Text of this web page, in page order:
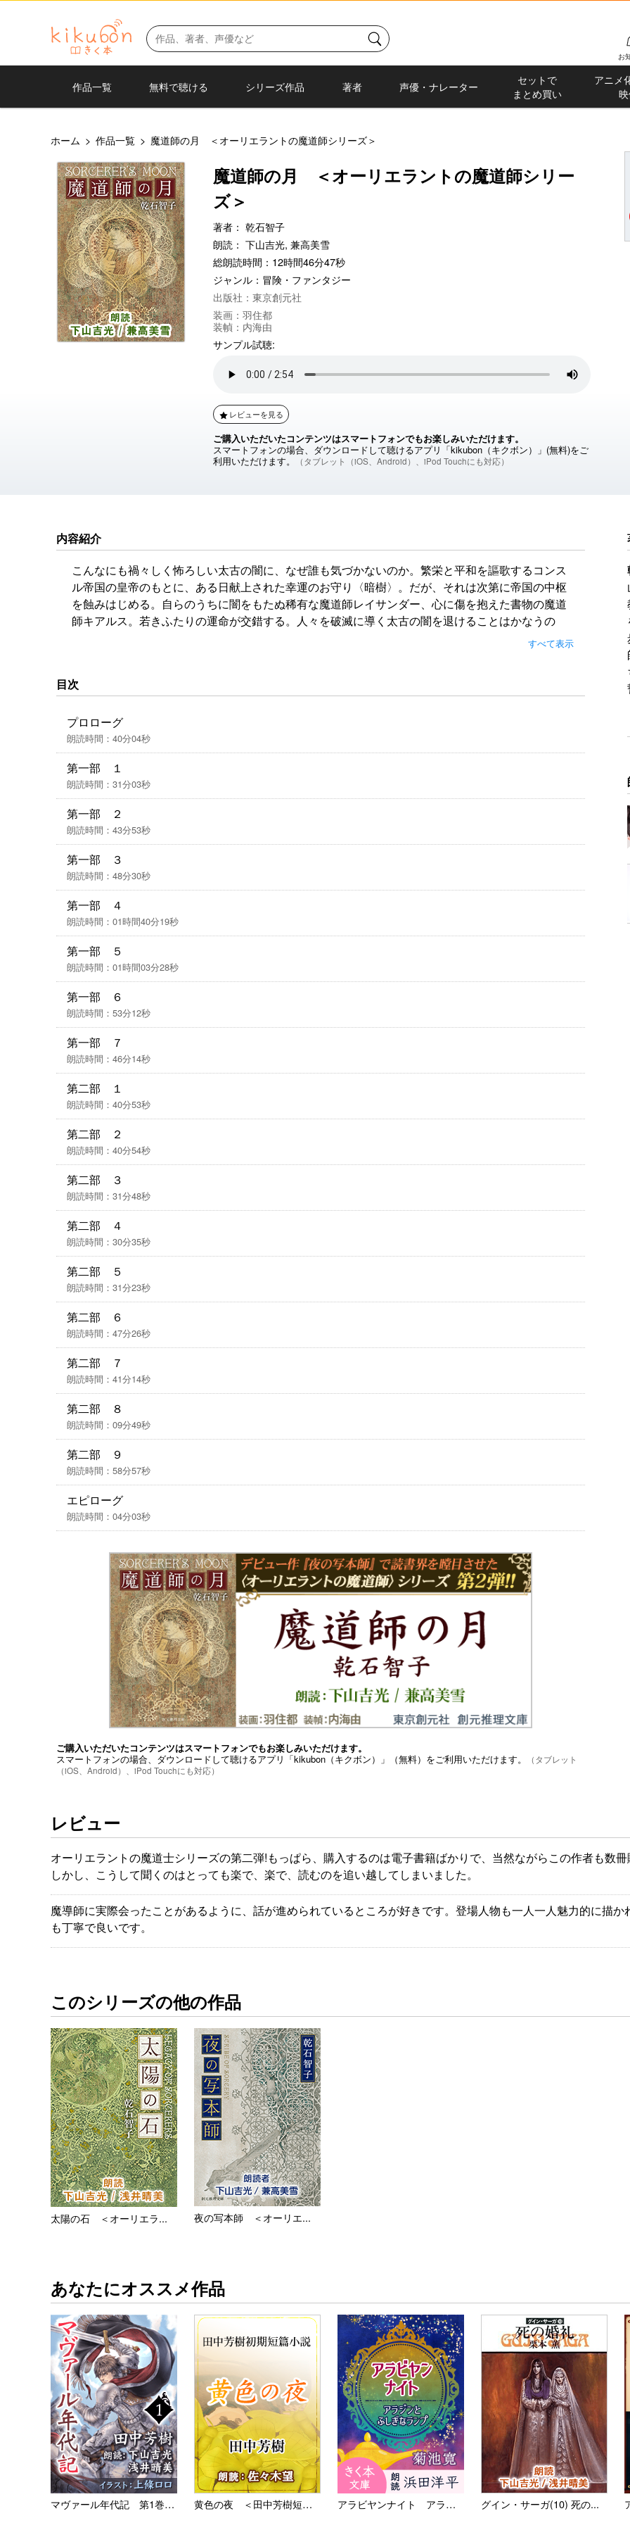
お
作品一覧 無料で聴ける シリーズ作品 著者 声優・ナレーター
セットで
まとめ買い
アニメ
ホーム > 作品一覧 > 魔道師の月 ＜オーリエラントの魔道師シリーズ＞
魔道師の月 ＜オーリエラントの魔道師シリー
ズ＞
著者： 乾石智子
朗読： 下山吉光, 兼高美雪
総朗読時間：12時間46分47秒
ジャンル： 冒険・ファンタジー
出版社：東京創元社
装画：羽住都
装幀：内海由
サンプル試聴:
レビューを見る
ご購入いただいたコンテンツはスマートフォンでもお楽しみいただけます。
スマートフォンの場合、ダウンロードして聴けるアプリ「kikubon（キクボン）」(無料)をご
利用いただけます。
（タブレット（iOS、Android）、iPod Touchにも対応）
内容紹介
こんなにも禍々しく怖ろしい太古の闇に、なぜ誰も気づかないのか。繁栄と平和を謳歌するコンス
ル帝国の皇帝のもとに、ある日献上された幸運のお守り〈暗樹〉。だが、それは次第に帝国の中枢
を蝕みはじめる。自らのうちに闇をもたぬ稀有な魔道師レイサンダー、心に傷を抱えた書物の魔道
師キアルス。若きふたりの運命が交錯する。人々を破滅に導く太古の闇を退けることはかなうの
(P) 乾石智子・東京創元社・RRJ Inc.
すべて表示
目次
プロローグ
朗読時間：40分04秒
第一部 １
朗読時間：31分03秒
第一部 ２
朗読時間：43分53秒
第一部 ３
朗読時間：48分30秒
第一部 ４
朗読時間：01時間40分19秒
第一部 ５
朗読時間：01時間03分28秒
第一部 ６
朗読時間：53分12秒
第一部 ７
朗読時間：46分14秒
第二部 １
朗読時間：40分53秒
第二部 ２
朗読時間：40分54秒
第二部 ３
朗読時間：31分48秒
第二部 ４
朗読時間：30分35秒
第二部 ５
朗読時間：31分23秒
第二部 ６
朗読時間：47分26秒
第二部 ７
朗読時間：41分14秒
第二部 ８
朗読時間：09分49秒
第二部 ９
朗読時間：58分57秒
エピローグ
朗読時間：04分03秒
ご購入いただいたコンテンツはスマートフォンでもお楽しみいただけます。
スマートフォンの場合、ダウンロードして聴けるアプリ「kikubon（キクボン）」（無料）をご利用いただけます。
（タブレット
（iOS、Android）、iPod Touchにも対応）
レビュー
オーリエラントの魔道士シリーズの第二弾!もっぱら、購入するのは電子書籍ばかりで、当然ながらこの作者も数冊
しかし、こうして聞くのはとっても楽で、楽で、読むのを追い越してしまいました。
魔導師に実際会ったことがあるように、話が進められているところが好きです。登場人物も一人一人魅力的に描
も丁寧で良いです。
このシリーズの他の作品
太陽の石 ＜オーリエラ... 夜の写本師 ＜オーリエ...
あなたにオススメ作品
マヴァール年代記 第1巻 氷... 黄色の夜 ＜田中芳樹短篇小説... アラビヤンナイト アラジンと... グイン・サーガ(10) 死の...